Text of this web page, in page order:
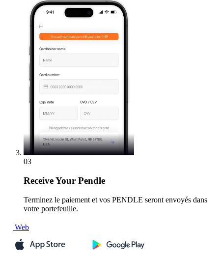
03
ReceiveYour Pendle
Terminez le paiement et vos PENDLE seront envoyés dans
votre portefeuille.
Web